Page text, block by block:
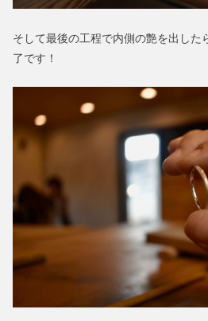
そして最後の工程で内側の艶を出した
了です！